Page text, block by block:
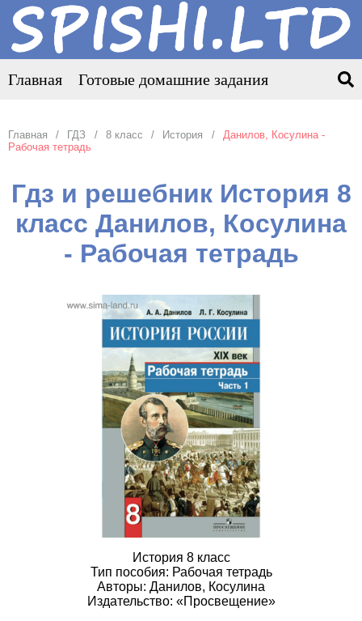
Главная Готовые домашние задания
Главная ГДЗ 8 класс История
Данилов, Косулина -
Рабочая тетрадь
Гдз и решебник История 8
класс Данилов, Косулина
- Рабочая тетрадь
История 8 класс
Тип пособия: Рабочая тетрадь
Авторы: Данилов, Косулина
Издательство: «Просвещение»